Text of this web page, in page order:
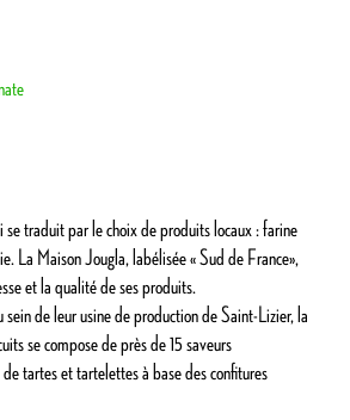
se traduit par le choix de produits locaux : farine
La Maison Jougla, labélisée « Sud de France»,
et la qualité de ses produits.
sein de leur usine de production de Saint-Lizier, la
se compose de près de 15 saveurs
tartes et tartelettes à base des confitures